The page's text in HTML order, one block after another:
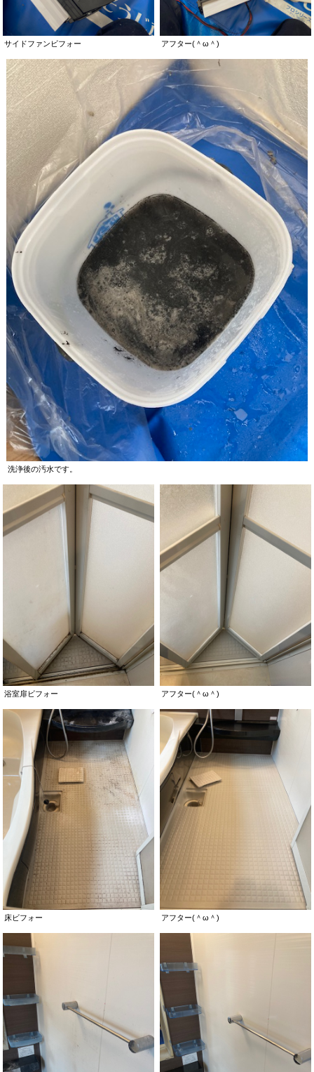
サイドファンビフォー アフター(＾ω＾)
洗浄後の汚水です。
浴室扉ビフォー アフター(＾ω＾)
床ビフォー アフター(＾ω＾)